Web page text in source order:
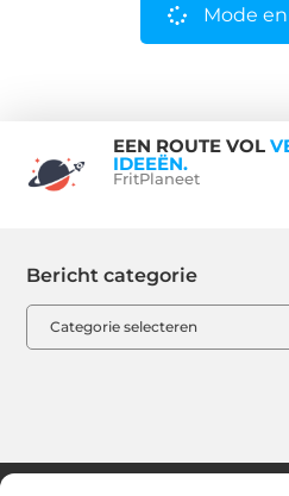
Mode
EEN ROUTE VOL
IDEEËN.
FritPlaneet
Bericht categorie